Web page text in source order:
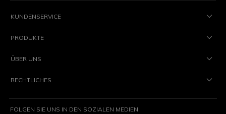
KUNDENSERVICE
PRODUKTE
ÜBER UNS
RECHTLICHES
FOLGEN SIE UNS IN DEN SOZIALEN MEDIEN